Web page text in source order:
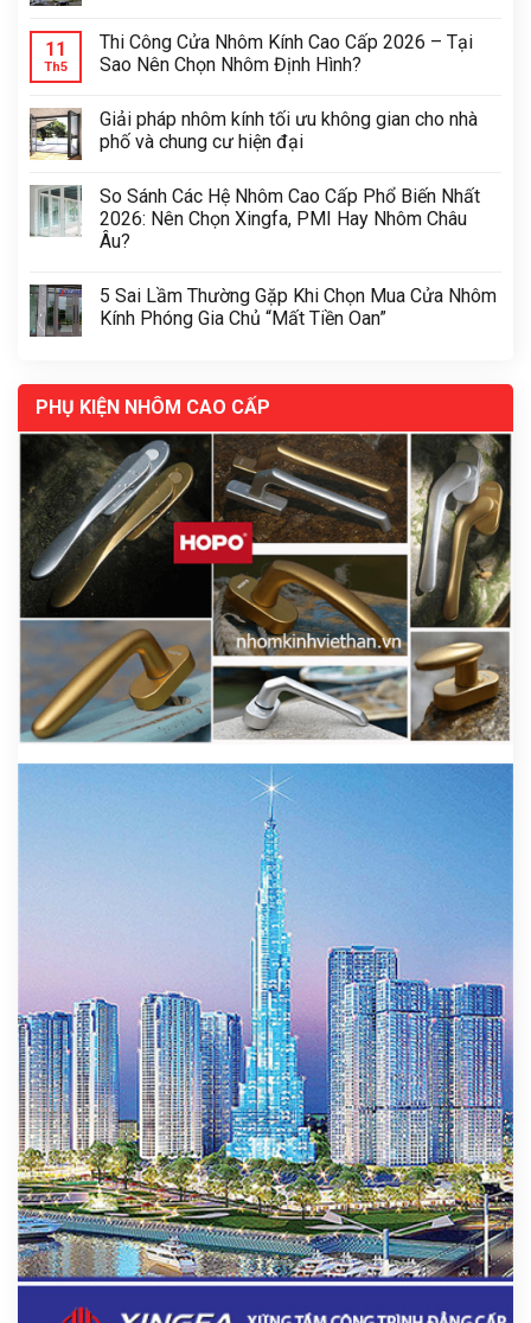
11
Th5
Thi Công Cửa Nhôm Kính Cao Cấp 2026 – Tại
Sao Nên Chọn Nhôm Định Hình?
Giải pháp nhôm kính tối ưu không gian cho nhà
phố và chung cư hiện đại
So Sánh Các Hệ Nhôm Cao Cấp Phổ Biến Nhất
2026: Nên Chọn Xingfa, PMI Hay Nhôm Châu
Âu?
5 Sai Lầm Thường Gặp Khi Chọn Mua Cửa Nhôm
Kính Phóng Gia Chủ “Mất Tiền Oan”
PHỤ KIỆN NHÔM CAO CẤP